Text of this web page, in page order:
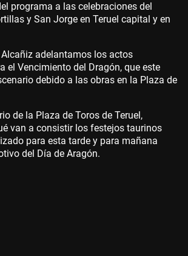
programa a las celebraciones del
y San Jorge en Teruel capital y en
adelantamos los actos
el Vencimiento del Dragón, que este
debido a las obras en la Plaza de
de la Plaza de Toros de Teruel,
van a consistir los festejos taurinos
para esta tarde y para mañana
del Día de Aragón.